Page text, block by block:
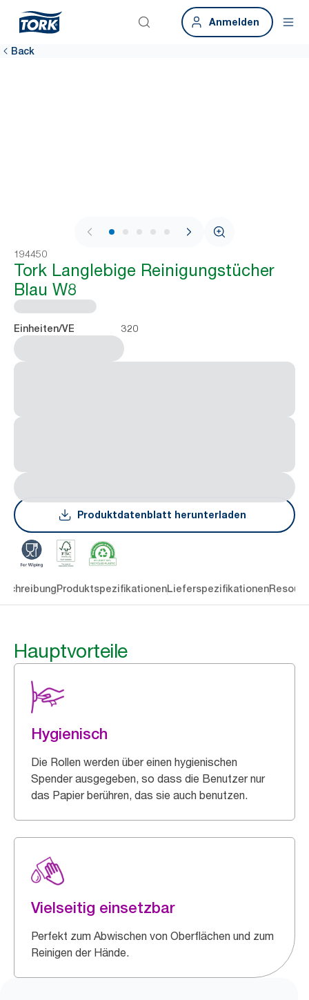
Anmelden
Back
1 / 7
194450
Tork Langlebige Reinigungstücher
Blau W8
Einheiten/VE 320
Produktdatenblatt herunterladen
ProduktspezifikationenLieferspezifikationen
Hauptvorteile
Hygienisch
Die Rollen werden über einen hygienischen
Spender ausgegeben, so dass die Benutzer nur
das Papier berühren, das sie auch benutzen.
Vielseitig einsetzbar
Perfekt zum Abwischen von Oberflächen und zum
Reinigen der Hände.